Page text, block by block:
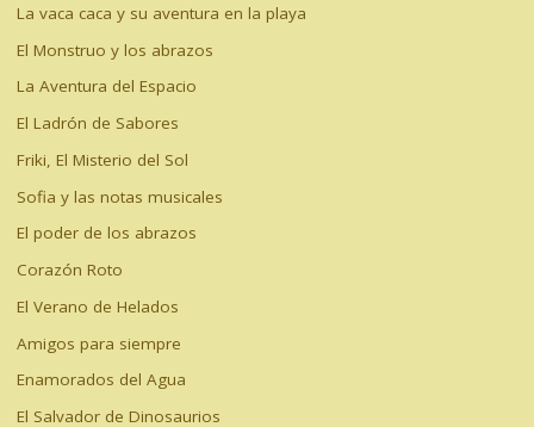
La vaca caca y su aventura en la playa
El Monstruo y los abrazos
La Aventura del Espacio
El Ladrón de Sabores
Friki, El Misterio del Sol
Sofia y las notas musicales
El poder de los abrazos
Corazón Roto
El Verano de Helados
Amigos para siempre
Enamorados del Agua
El Salvador de Dinosaurios